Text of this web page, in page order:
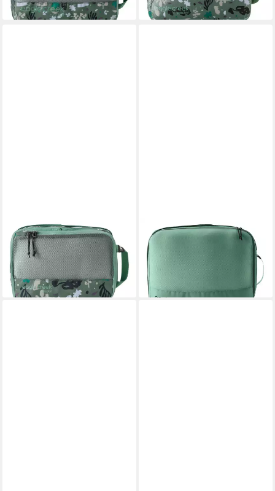
lieferbar - in 2-3 Werktagen bei dir lieferbar - in 2-3 Werktagen bei dir
EAGLE CREEK
Packsack Reveal Compression
Cube
25,00 €
lieferbar - in 2-3 Werktagen bei dir
EAGLE CREEK
Packsack Reveal Expansion
Cube
33,00 €
lieferbar - in 2-3 Werktagen bei dir